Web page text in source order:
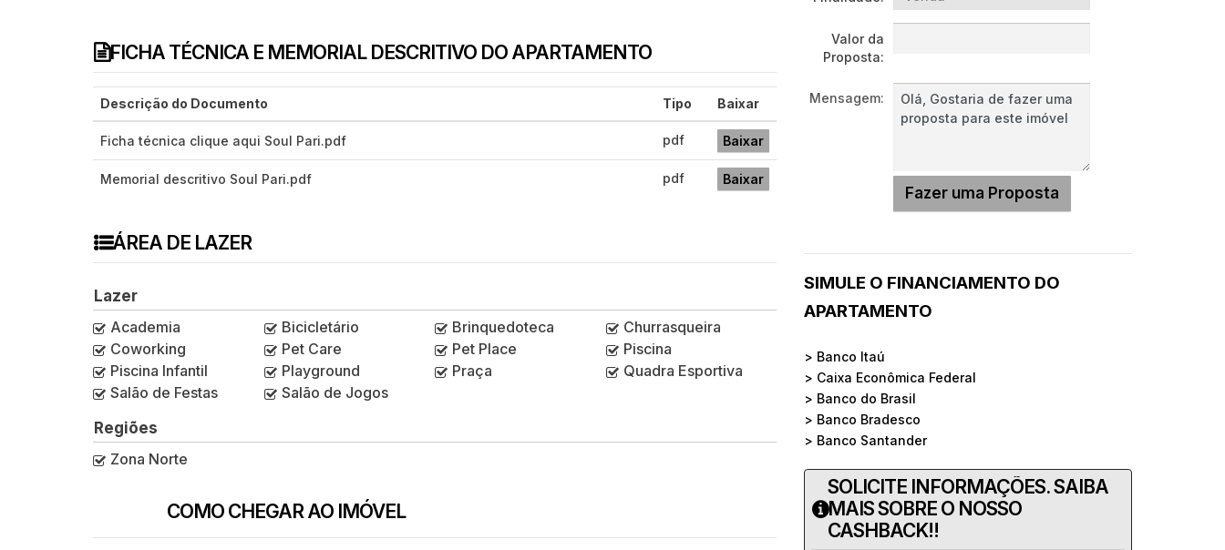
FICHA TÉCNICA E MEMORIAL DESCRITIVO DO APARTAMENTO
Descrição do Documento Tipo Baixar
Ficha técnica clique aqui Soul Pari.pdf pdf Baixar
Memorial descritivo Soul Pari.pdf pdf Baixar
ÁREA DE LAZER
Lazer
Academia
Bicicletário Brinquedoteca
Churrasqueira
Coworking
Pet Care Pet Place
Piscina
Piscina Infantil
Playground Praça
Quadra Esportiva
Salão de Festas
Salão de Jogos
Regiões
Zona Norte
COMO CHEGAR AO IMÓVEL
Rua Pardal, 60, Pari, São Paulo, SP, São
Valor da
Proposta:
Mensagem:
SIMULE O FINANCIAMENTO DO
APARTAMENTO
> Banco Itaú
> Caixa Econômica Federal
> Banco do Brasil
> Banco Bradesco
> Banco Santander
SOLICITE INFORMAÇÕES. SAIBA
MAIS SOBRE O NOSSO
CASHBACK!!